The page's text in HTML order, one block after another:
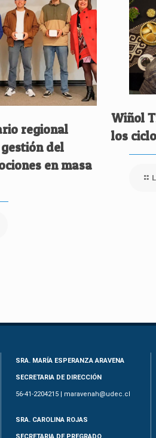
regional
del
en masa
Wiñol
los
SRA. MARÍA ESPERANZA ARAVENA
SECRETARIA DE DIRECCIÓN
56-41-2204215 | maravenah@udec.cl
SRA. CAROLINA ROJAS
SECRETARIA DE PREGRADO